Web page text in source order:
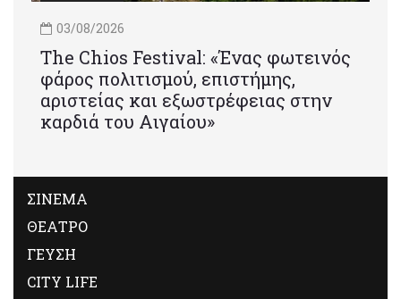
03/08/2026
Τhe Chios Festival: «Ένας φωτεινός
φάρος πολιτισμού, επιστήμης,
αριστείας και εξωστρέφειας στην
καρδιά του Αιγαίου»
ΣΙΝΕΜΑ
ΘΕΑΤΡΟ
ΓΕΥΣΗ
CITY LIFE